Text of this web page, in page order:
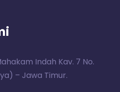
Indah Kav. 7 No.
– Jawa Timur.